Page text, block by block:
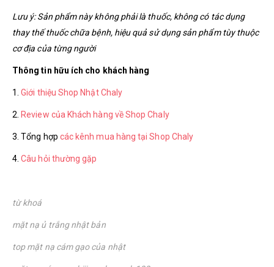
Lưu ý: Sản phẩm này không phải là thuốc, không có tác dụng
thay thế thuốc chữa bệnh, hiệu quả sử dụng sản phẩm tùy thuộc
cơ địa của từng người
Thông tin hữu ích cho khách hàng
1.Giới thiệu Shop Nhật Chaly
2. Review của Khách hàng về Shop Chaly
3. Tổng hợp các kênh mua hàng tại Shop Chaly
4.Câu hỏi thường gặp
từ khoá
mặt nạ ủ trắng nhật bản
top mặt nạ cám gạo của nhật